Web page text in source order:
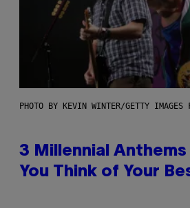
PHOTO BY KEVIN WINTER/GETTY IMAGES
3 Millennial
You Think of Your